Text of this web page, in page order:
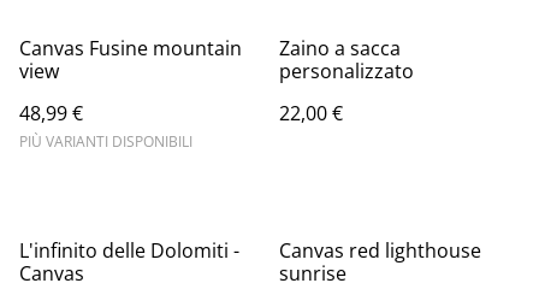
Canvas Fusine mountain
view
48,99 €
PIÙ VARIANTI DISPONIBILI
Zaino a sacca
personalizzato
22,00 €
L'infinito delle Dolomiti -
Canvas
Canvas red lighthouse
sunrise